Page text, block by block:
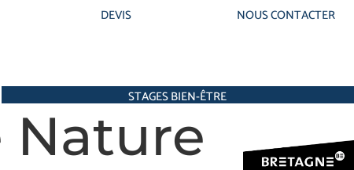
DEVIS NOUS CONTACTER
STAGES BIEN-ÊTRE
Nature